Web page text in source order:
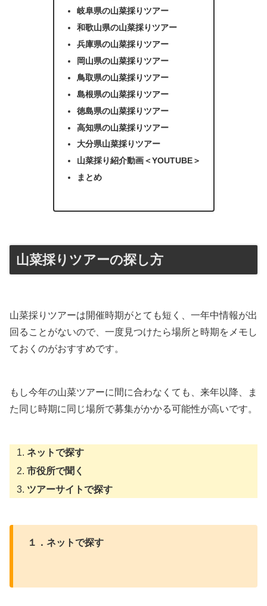
岐阜県の山菜採りツアー
和歌山県の山菜採りツアー
兵庫県の山菜採りツアー
岡山県の山菜採りツアー
鳥取県の山菜採りツアー
島根県の山菜採りツアー
徳島県の山菜採りツアー
高知県の山菜採りツアー
大分県山菜採りツアー
山菜採り紹介動画＜YOUTUBE＞
まとめ
山菜採りツアーの探し方
山菜採りツアーは開催時期がとても短く、一年中情報が出
回ることがないので、一度見つけたら場所と時期をメモし
ておくのがおすすめです。
もし今年の山菜ツアーに間に合わなくても、来年以降、ま
た同じ時期に同じ場所で募集がかかる可能性が高いです。
ネットで探す
市役所で聞く
ツアーサイトで探す
１．ネットで探す